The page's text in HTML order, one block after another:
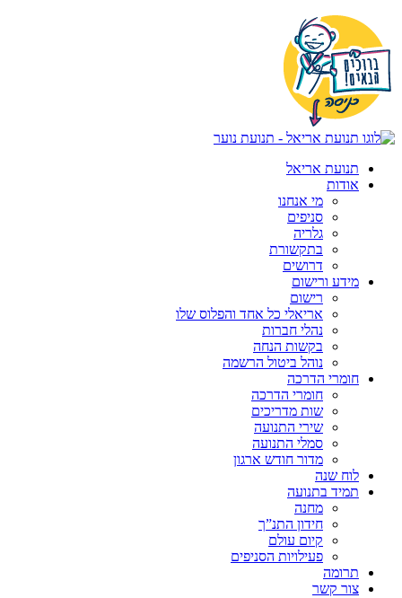
תנועת אריאל
אודות
מי אנחנו
סניפים
גלריה
בתקשורת
דרושים
מידע ורישום
רישום
אריאלי כל אחד והפלוס שלו
נהלי חברות
בקשות הנחה
נוהל ביטול הרשמה
חומרי הדרכה
חומרי הדרכה
שות מדריכים
שירי התנועה
סמלי התנועה
מדור חודש ארגון
לוח שנה
תמיד בתנועה
מחנה
חידון התנ”ך
קיום עולם
פעילויות הסניפים
תרומה
צור קשר